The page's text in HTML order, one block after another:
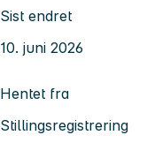
Sist endret
10. juni 2026
Hentet fra
Stillingsregistrering